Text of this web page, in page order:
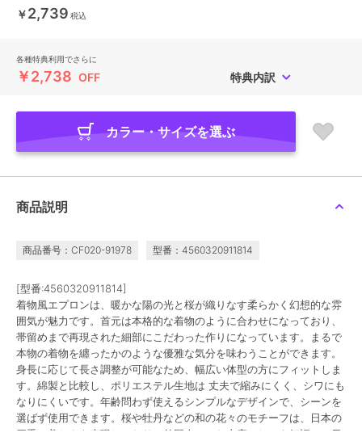
￥2,739 税込
各種特典利用でさらに
￥2,738 OFF 特典内訳
カラー・サイズを選ぶ
商品説明
商品番号：CF020-91978 型番：4560320911814
[型番:4560320911814]
着物風エプロンは、暖かな陽の光と桜が織りなす柔らかく幻想的な雰
囲気が魅力です。首元は本格的な着物のように合わせになっており、
帯留めまで再現された細部にこだわった作りになっています。まるで
本物の着物を纏ったかのような優雅な気分を味わうことができます。
身長に応じて長さ調整が可能なため、幅広い体型の方にフィットしま
す。綿製と比較し、ポリエステル生地は 丈夫で縮みにくく、シワにも
なりにくいです。年齢問わず使えるシンプルなデザインで、シーンを
選ばず使用できます。桜や牡丹などの和の花々のモチーフは、日本の
四季の美しさを表現しており、外国人へのお土産としても好評で、日